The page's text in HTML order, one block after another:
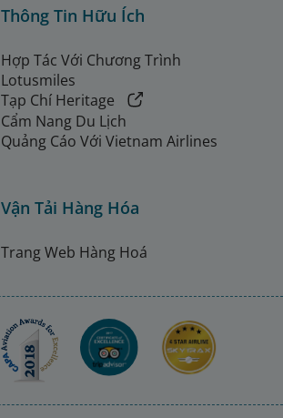
Thông Tin Hữu Ích
Hợp Tác Với Chương Trình
Lotusmiles
Tạp Chí Heritage
Cẩm Nang Du Lịch
Quảng Cáo Với Vietnam Airlines
Vận Tải Hàng Hóa
Trang Web Hàng Hoá